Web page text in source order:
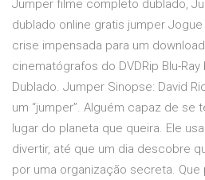
Jumper filme completo dublado,
dublado online gratis jumper
crise impensada para um
cinematógrafos do DVDRip Blu-
Dublado. Jumper Sinopse: David
um “jumper”. Alguém capaz de se
lugar do planeta que queira. Ele
divertir, até que um dia descobre
por uma organização secreta.